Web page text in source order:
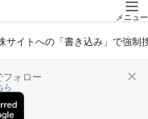
メニュー
サイトへの「書き込み」で強
ォロー
ら